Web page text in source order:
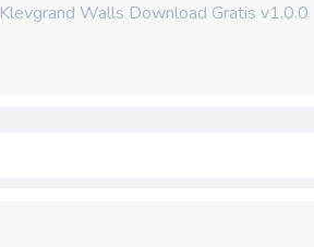
Klevgrand Walls Download Gratis v1.0.0